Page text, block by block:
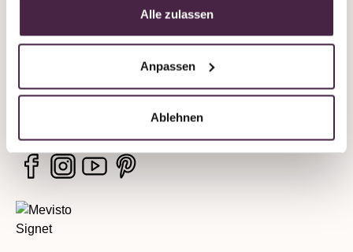
Alle zulassen
Anpassen
Ablehnen
Unternehmen
Rechtliche Hinweise